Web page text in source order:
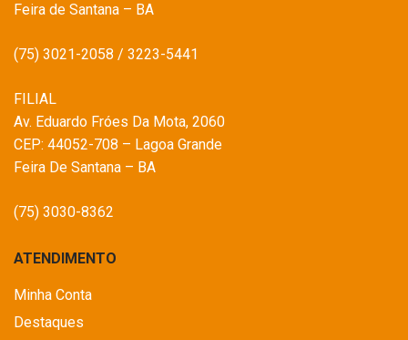
Feira de Santana – BA
(75) 3021-2058 / 3223-5441
FILIAL
Av. Eduardo Fróes Da Mota, 2060
CEP: 44052-708 – Lagoa Grande
Feira De Santana – BA
(75) 3030-8362
ATENDIMENTO
Minha Conta
Destaques